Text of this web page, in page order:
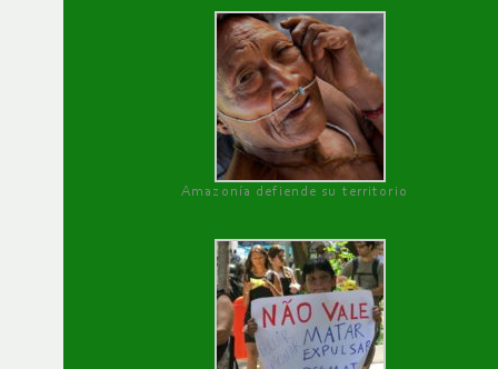
Amazonía defiende su territorio